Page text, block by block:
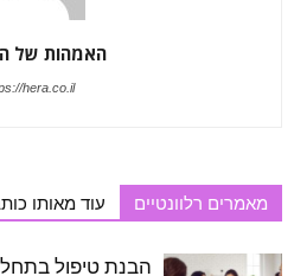
האמהות של
hera.co.il
מאמרים רלוונטיים עוד מאותו
הבנת טיפול